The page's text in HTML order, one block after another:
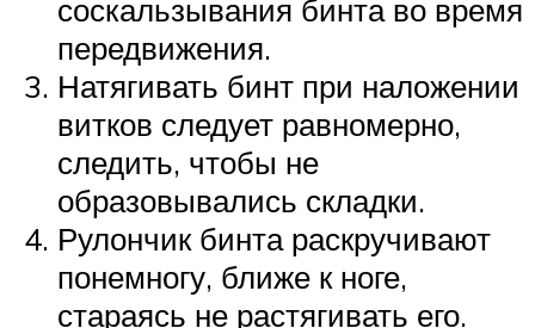
соскальзывания бинта во время
передвижения.
Натягивать бинт при наложении
витков следует равномерно,
следить, чтобы не
образовывались складки.
Рулончик бинта раскручивают
понемногу, ближе к ноге,
стараясь не растягивать его.